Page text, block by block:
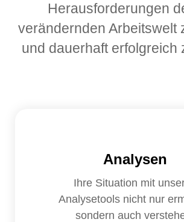
Herausforderungen
verändernden Arbeitswelt
und dauerhaft erfolgreich
Analysen
Ihre Situation mit
Analysetools nicht nur
sondern auch